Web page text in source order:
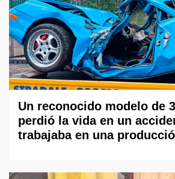
Un reconocido modelo de
perdió la vida en un
trabajaba en una